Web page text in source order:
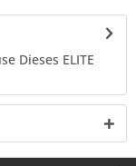
Dieses ELITE